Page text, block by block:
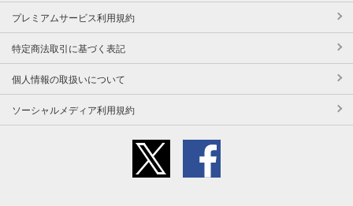
プレミアムサービス利用規約
特定商法取引に基づく表記
個人情報の取扱いについて
ソーシャルメディア利用規約